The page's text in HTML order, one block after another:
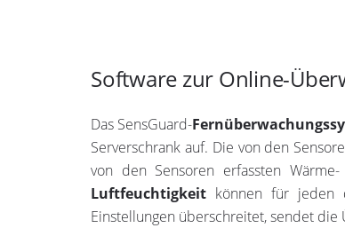
Software zur Online-
Das SensGuard-
Serverschrank auf. Die von den
von den Sensoren erfassten
Luftfeuchtigkeit können für jeden
Einstellungen überschreitet, sendet